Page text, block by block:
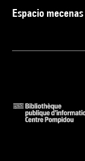
Espacio mecenas